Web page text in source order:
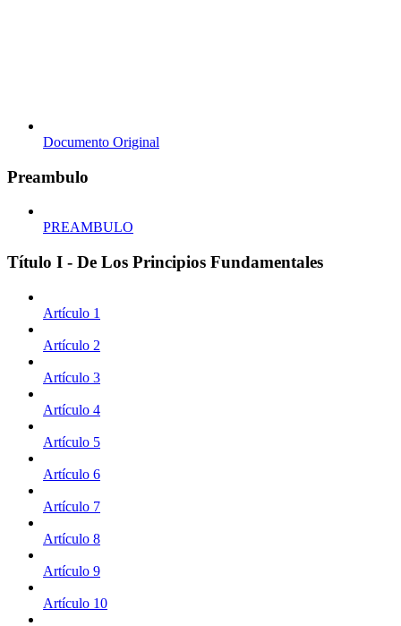
Documento Original
Preambulo
PREAMBULO
Título I - De Los Principios Fundamentales
Artículo 1
Artículo 2
Artículo 3
Artículo 4
Artículo 5
Artículo 6
Artículo 7
Artículo 8
Artículo 9
Artículo 10